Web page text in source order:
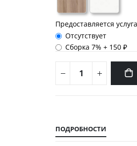
Предоставляется
Отсутствует
Сборка 7%+ 150 ₽
началу
галереи
изображений
ПОДРОБНОСТИ